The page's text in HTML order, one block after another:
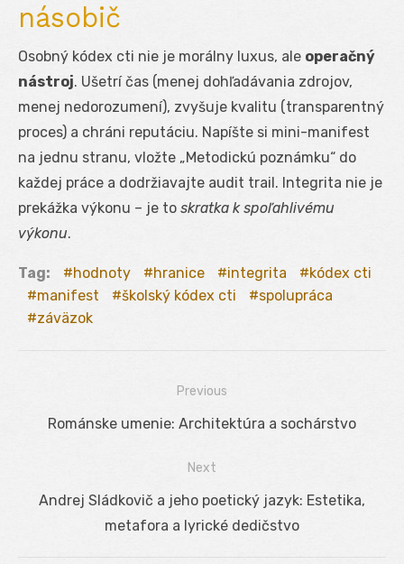
násobič
Osobný kódex cti nie je morálny luxus, ale operačný
nástroj. Ušetrí čas (menej dohľadávania zdrojov,
menej nedorozumení), zvyšuje kvalitu (transparentný
proces) a chráni reputáciu. Napíšte si mini-manifest
na jednu stranu, vložte „Metodickú poznámku“ do
každej práce a dodržiavajte audit trail. Integrita nie je
prekážka výkonu – je to skratka k spoľahlivému
výkonu.
Tag: hodnoty hranice integrita
kódex cti
manifest
školský kódex cti
spolupráca
záväzok
Navigácia
Previous
Previous
Románske umenie: Architektúra a sochárstvo
Next
Next
Andrej Sládkovič a jeho poetický jazyk: Estetika,
metafora a lyrické dedičstvo